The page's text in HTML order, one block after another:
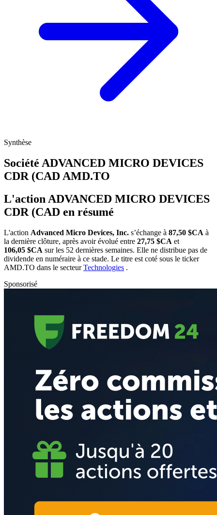
Synthèse
Société ADVANCED MICRO DEVICES
CDR (CAD AMD.TO
L'action ADVANCED MICRO DEVICES
CDR (CAD en résumé
L'action Advanced Micro Devices, Inc. s’échange à 87,50 $CA à
la dernière clôture, après avoir évolué entre 27,75 $CA et
106,05 $CA sur les 52 dernières semaines. Elle ne distribue pas de
dividende en numéraire à ce stade. Le titre est coté sous le ticker
AMD.TO dans le secteurTechnologies .
Sponsorisé